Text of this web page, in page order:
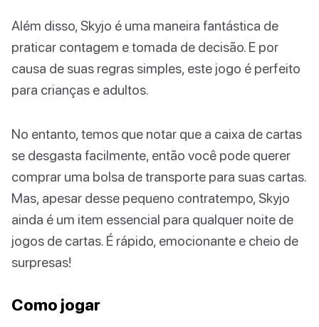
Além disso, Skyjo é uma maneira fantástica de
praticar contagem e tomada de decisão. E por
causa de suas regras simples, este jogo é perfeito
para crianças e adultos.
No entanto, temos que notar que a caixa de cartas
se desgasta facilmente, então você pode querer
comprar uma bolsa de transporte para suas cartas.
Mas, apesar desse pequeno contratempo, Skyjo
ainda é um item essencial para qualquer noite de
jogos de cartas. É rápido, emocionante e cheio de
surpresas!
Como jogar